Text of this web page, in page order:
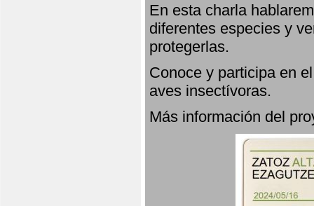
En esta charla
diferentes especies y
protegerlas.
Conoce y participa en
aves insectívoras.
Más información del